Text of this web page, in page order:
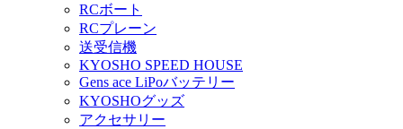
RCボート
RCプレーン
送受信機
KYOSHO SPEED HOUSE
Gens ace LiPoバッテリー
KYOSHOグッズ
アクセサリー